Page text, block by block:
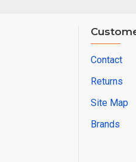
Contact
Returns
Site Map
Brands